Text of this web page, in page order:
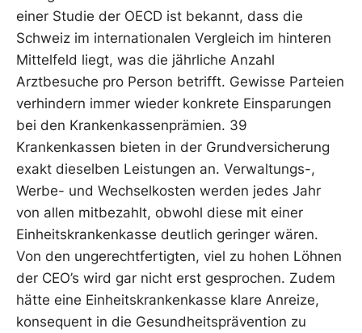
einer Studie der OECD ist bekannt, dass die
Schweiz im internationalen Vergleich im hinteren
Mittelfeld liegt, was die jährliche Anzahl
Arztbesuche pro Person betrifft. Gewisse Parteien
verhindern immer wieder konkrete Einsparungen
bei den Krankenkassenprämien. 39
Krankenkassen bieten in der Grundversicherung
exakt dieselben Leistungen an. Verwaltungs-,
Werbe- und Wechselkosten werden jedes Jahr
von allen mitbezahlt, obwohl diese mit einer
Einheitskrankenkasse deutlich geringer wären.
Von den ungerechtfertigten, viel zu hohen Löhnen
der CEO’s wird gar nicht erst gesprochen. Zudem
hätte eine Einheitskrankenkasse klare Anreize,
konsequent in die Gesundheitsprävention zu